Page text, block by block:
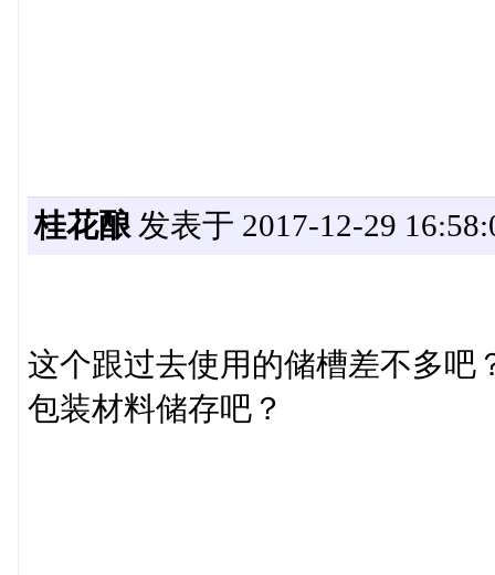
桂花酿发表于 2017-12-29
这个跟过去使用的储槽差不多吧
包装材料储存吧？